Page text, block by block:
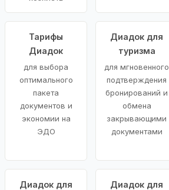
Тарифы
Диадок
для выбора
оптимального
пакета
документов и
экономии на
ЭДО
Диадок для
туризма
для мгновенного
подтверждения
бронирований и
обмена
закрывающими
документами
Диадок для
Диадок для